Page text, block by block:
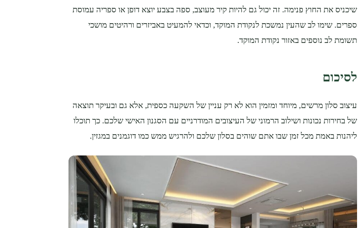
שיכניס את החוץ פנימה. זה יכול גם להיות קיר מעוצב, ספה בצבע יוצא דופן או ספריה עמוסת
ספרים. שימו לב שהעין נמשכת לנקודת המוקד, וכדאי להמעיט באביזרים ורהיטים מושכי
תשומת לב נוספים באזור נקודת המוקד.
לסיכום
עיצוב סלון מרשים, מיוחד ומזמין הוא לא רק עניין של השקעה כספית, אלא גם ובעיקר תוצאה
של בחירות נכונות ושילוב הרמוני של העיצובים המודרניים עם הסגנון האישי שלכם. כך תוכלו
ליהנות באמת מכל זמן שבו אתם שוהים בסלון שלכם ולהרגיש ממש כמו דוגמנים במגזין.